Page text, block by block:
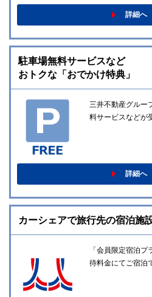
詳細へ
駐車場無料サービスなど
おトクな「おでかけ特典」
三井不動産グルー
料サービスなどが
詳細へ
カーシェアで旅行先の宿泊施
「会員限定宿泊
待料金にてご宿泊